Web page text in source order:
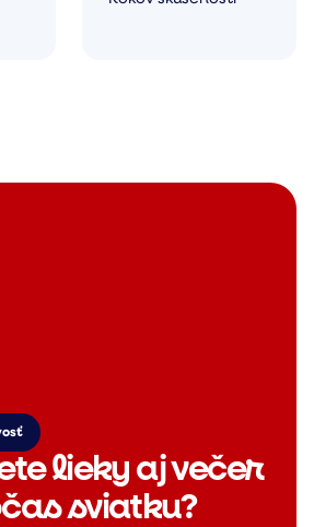
lieky aj večer
sviatku?